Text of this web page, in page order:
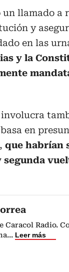
llamado a
y
en las
y la
en
que habrían
Radio.
... Leer más